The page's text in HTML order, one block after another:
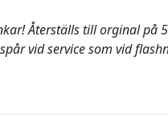
Återställs till orginal på
vid service som vid